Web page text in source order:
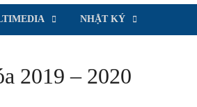
NHẬT KÝ
2019 – 2020